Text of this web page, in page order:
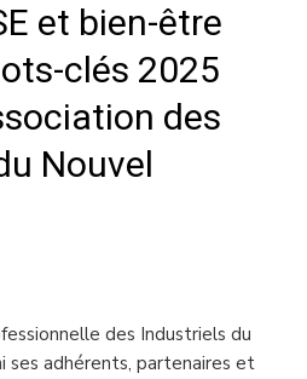
et bien-être
clés 2025
des
Nouvel
des Industriels du
ses adhérents, partenaires et